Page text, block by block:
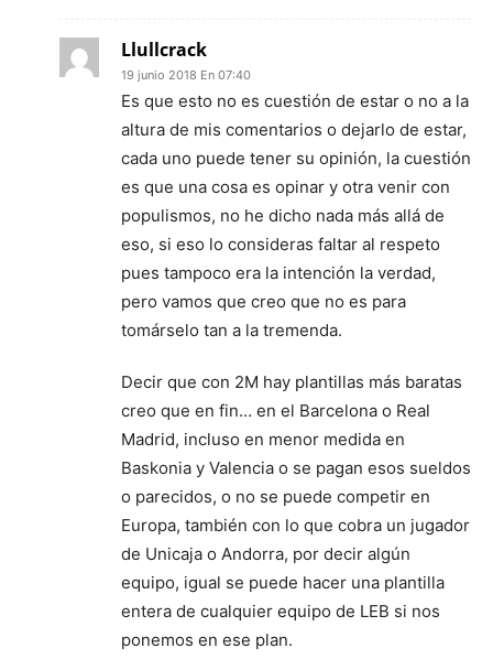
Llullcrack
19 junio 2018 En 07:40
Es que esto no es cuestión de estar o no a la
altura de mis comentarios o dejarlo de estar,
cada uno puede tener su opinión, la cuestión
es que una cosa es opinar y otra venir con
populismos, no he dicho nada más allá de
eso, si eso lo consideras faltar al respeto
pues tampoco era la intención la verdad,
pero vamos que creo que no es para
tomárselo tan a la tremenda.
Decir que con 2M hay plantillas más baratas
creo que en fin… en el Barcelona o Real
Madrid, incluso en menor medida en
Baskonia y Valencia o se pagan esos sueldos
o parecidos, o no se puede competir en
Europa, también con lo que cobra un jugador
de Unicaja o Andorra, por decir algún
equipo, igual se puede hacer una plantilla
entera de cualquier equipo de LEB si nos
ponemos en ese plan.